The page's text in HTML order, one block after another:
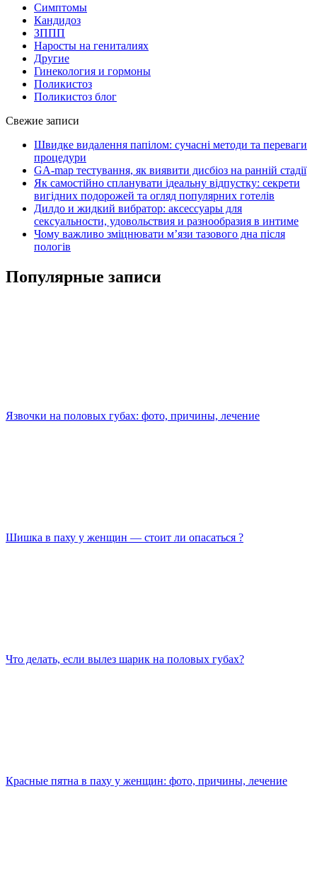
Симптомы
Кандидоз
ЗППП
Наросты на гениталиях
Другие
Гинекология и гормоны
Поликистоз
Поликистоз блог
Свежие записи
Швидке видалення папілом: сучасні методи та переваги
процедури
GA-map тестування, як виявити дисбіоз на ранній стадії
Як самостійно спланувати ідеальну відпустку: секрети
вигідних подорожей та огляд популярних готелів
Дилдо и жидкий вибратор: аксессуары для
сексуальности, удовольствия и разнообразия в интиме
Чому важливо зміцнювати м’язи тазового дна після
пологів
Популярные записи
Язвочки на половых губах: фото, причины, лечение
Шишка в паху у женщин — стоит ли опасаться ?
Что делать, если вылез шарик на половых губах?
Красные пятна в паху у женщин: фото, причины, лечение